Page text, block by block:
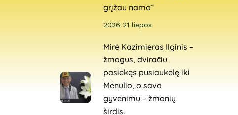
grįžau namo“
2026 21 liepos
Mirė Kazimieras Ilginis –
žmogus, dviračiu
pasiekęs pusiaukelę iki
Mėnulio, o savo
gyvenimu – žmonių
širdis.